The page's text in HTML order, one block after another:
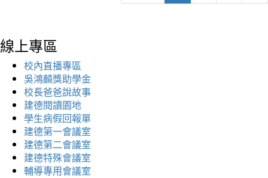
線上專區
校內直播專區
吳鴻麟獎助學金
校長爸爸說故事
建德閱讀園地
學生病假回報單
建德第一會議室
建德第二會議室
建德特殊會議室
輔導專用會議室